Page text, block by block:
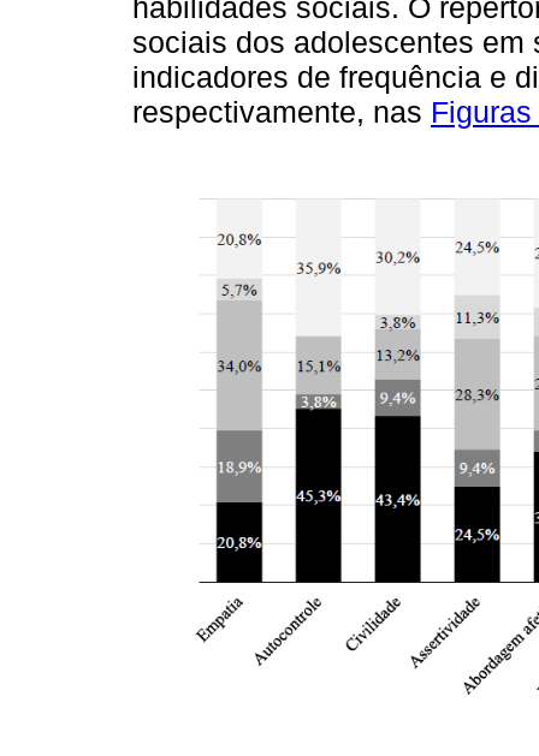
habilidades sociais. O
sociais dos adolescentes
indicadores de frequência e
respectivamente, nas Figuras